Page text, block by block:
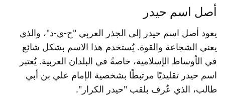
أصل اسم حيدر
يعود أصل اسم حيدر إلى الجذر العربي "ح-ي-د"، والذي
يعني الشجاعة والقوة. يُستخدم هذا الاسم بشكل شائع
في الأوساط الإسلامية، خاصةً في البلدان العربية. يُعتبر
اسم حيدر تقليديًا مرتبطًا بشخصية الإمام علي بن أبي
طالب، الذي عُرف بلقب "حيدر الكرار".